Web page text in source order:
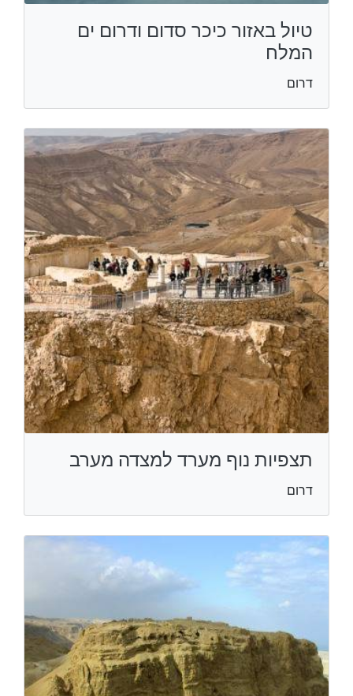
טיול באזור כיכר סדום ודרום ים
המלח
דרום
תצפיות נוף מערד למצדה מערב
דרום